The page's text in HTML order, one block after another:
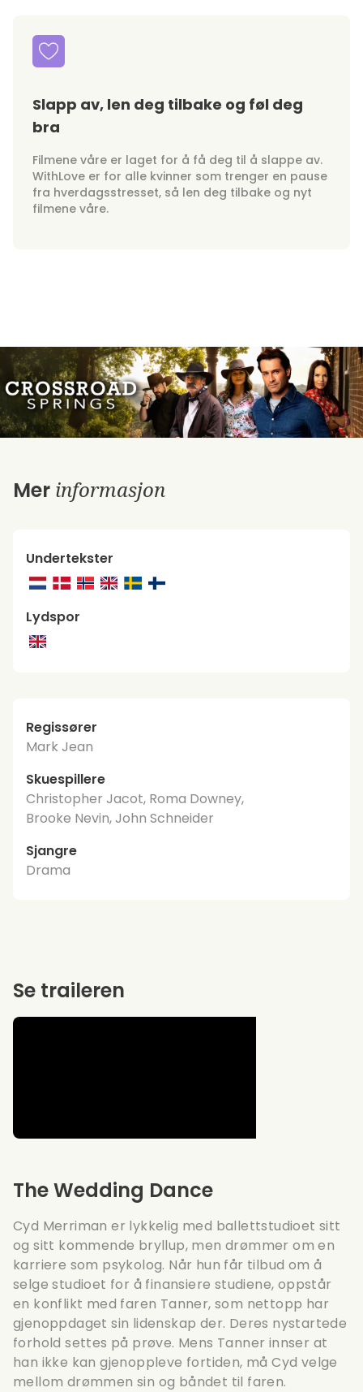
Slapp av, len deg tilbake og føl deg
bra
Filmene våre er laget for å få deg til å slappe av.
WithLove er for alle kvinner som trenger en pause
fra hverdagsstresset, så len deg tilbake og nyt
filmene våre.
Mer informasjon
Undertekster
Lydspor
Regissører
Mark Jean
Skuespillere
Christopher Jacot, Roma Downey,
Brooke Nevin, John Schneider
Sjangre
Drama
The Wedding Dance
Cyd Merriman er lykkelig med ballettstudioet sitt
og sitt kommende bryllup, men drømmer om en
karriere som psykolog. Når hun får tilbud om å
selge studioet for å finansiere studiene, oppstår
en konflikt med faren Tanner, som nettopp har
gjenoppdaget sin lidenskap der. Deres nystartede
forhold settes på prøve. Mens Tanner innser at
han ikke kan gjenoppleve fortiden, må Cyd velge
mellom drømmen sin og båndet til faren.
Se traileren